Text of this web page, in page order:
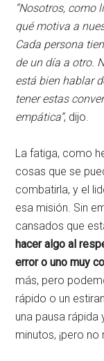
“Nosotros, como
qué motiva a
Cada persona
de un día a otro.
está bien hablar
tener estas
empática”, dijo.
La fatiga, como
cosas que se
combatirla, y el
esa misión. Sin
cansados ​​que
hacer algo al
error o uno muy
más, pero
rápido o un
una pausa
minutos, ¡pero